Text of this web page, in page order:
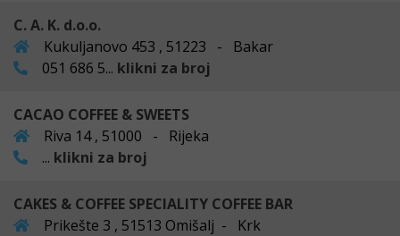
C. A. K. d.o.o.
Kukuljanovo 453 , 51223 - Bakar
051 686 5... klikni za broj
CACAO COFFEE & SWEETS
Riva 14 , 51000 - Rijeka
... klikni za broj
CAKES & COFFEE SPECIALITY COFFEE BAR
Prikešte 3 , 51513 Omišalj - Krk